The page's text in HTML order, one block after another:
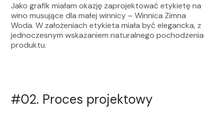
Jako grafik miałam okazję zaprojektować etykietę na
wino musujące dla małej winnicy – Winnica Zimna
Woda. W założeniach etykieta miała być elegancka, z
jednoczesnym wskazaniem naturalnego pochodzenia
produktu.
#02. Proces projektowy